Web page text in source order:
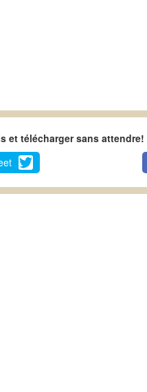
et télécharger sans attendre!